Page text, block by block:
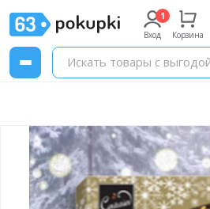
Вход Корзина